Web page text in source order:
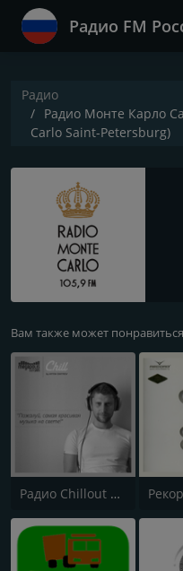
Радио FM
Радио
Радио Монте Карло
Carlo Saint-Petersburg)
Вам также может понравиться
Радио Chillout | Chill | Record Chillout